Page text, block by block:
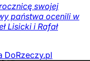
swojej
państwa ocenili w
Lisicki i Rafał
DoRzeczy.pl